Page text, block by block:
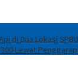
di Dua Lokasi
Lewat